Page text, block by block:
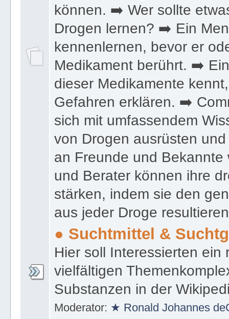
können. ➡️ Wer sollte
Drogen lernen? ➡️ Ein
kennenlernen, bevor er
Medikament berührt. ➡️
dieser Medikamente
Gefahren erklären. ➡️
sich mit umfassendem
von Drogen ausrüsten
an Freunde und
und Berater können ihre
stärken, indem sie den
aus jeder Droge
● Suchtmittel &
Hier soll Interessierten ein
vielfältigen
Substanzen in der
Moderator: ★ Ronald Johannes